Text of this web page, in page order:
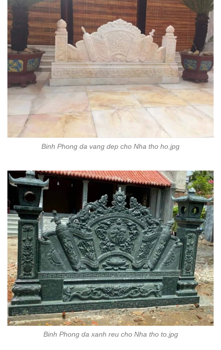
Binh Phong da vang dep cho Nha tho ho.jpg
Binh Phong da xanh reu cho Nha tho to.jpg